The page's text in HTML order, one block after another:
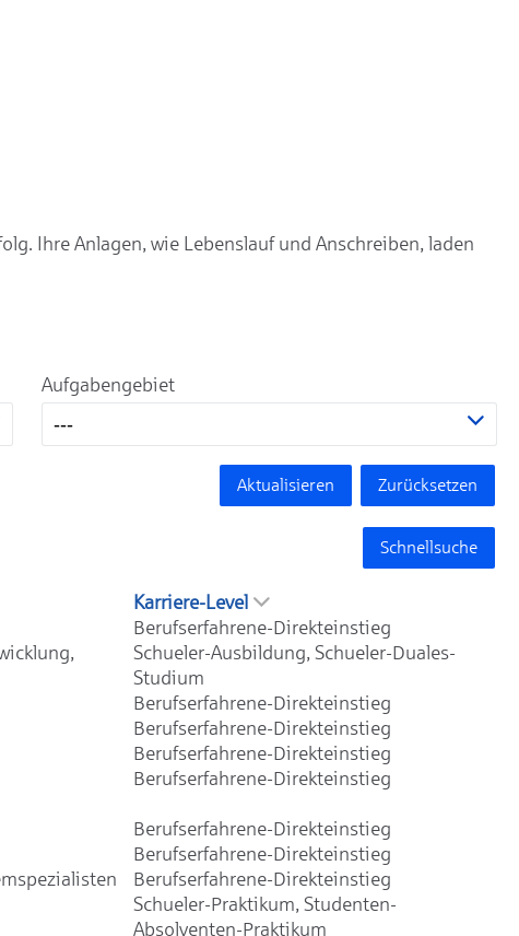
Ihre Anlagen, wie Lebenslauf und Anschreiben, laden
Aufgabengebiet
---
Aktualisieren Zurücksetzen
Schnellsuche
Karriere-Level
Berufserfahrene-Direkteinstieg
Schueler-Ausbildung, Schueler-Duales-
Studium
Berufserfahrene-Direkteinstieg
Berufserfahrene-Direkteinstieg
Berufserfahrene-Direkteinstieg
Berufserfahrene-Direkteinstieg
Berufserfahrene-Direkteinstieg
Berufserfahrene-Direkteinstieg
Berufserfahrene-Direkteinstieg
Schueler-Praktikum, Studenten-
Absolventen-Praktikum